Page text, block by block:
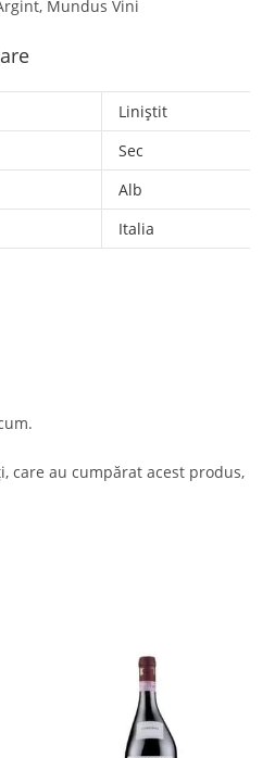
Mundus Vini
Liniștit
Sec
Alb
Italia
care au cumpărat acest produs,